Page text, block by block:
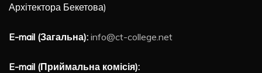
Архітектора Бекетова)
E-mail (Загальна): info@ct-college.net
E-mail (Приймальна комісія):